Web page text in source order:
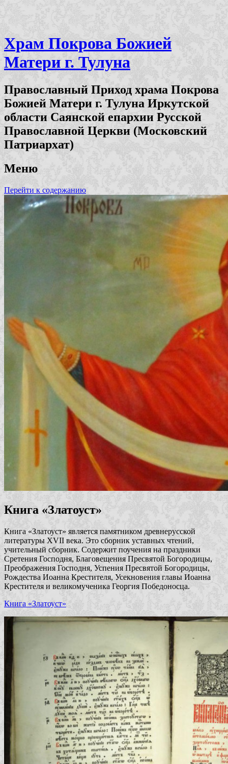
Храм Покрова Божией
Матери г. Тулуна
Православный Приход храма Покрова
Божией Матери г. Тулуна Иркутской
области Саянской епархии Русской
Православной Церкви (Московский
Патриархат)
Меню
Перейти к содержанию
Книга «Златоуст»
Книга «Златоуст» является памятником древнерусской
литературы XVII века. Это сборник уставных чтений,
учительный сборник. Содержит поучения на праздники
Сретения Господня, Благовещения Пресвятой Богородицы,
Преображения Господня, Успения Пресвятой Богородицы,
Рождества Иоанна Крестителя, Усекновения главы Иоанна
Крестителя и великомученика Георгия Победоносца.
Книга «Златоуст»